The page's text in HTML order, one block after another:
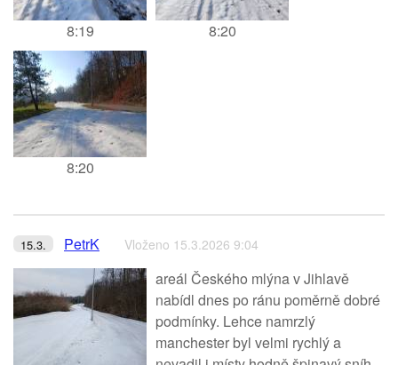
8:19 8:20
8:20
15.3. PetrK Vloženo 15.3.2026 9:04
areál Českého mlýna v Jihlavě
nabídl dnes po ránu poměrně dobré
podmínky. Lehce namrzlý
manchester byl velmi rychlý a